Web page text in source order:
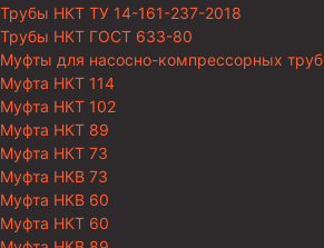
Трубы НКТ ТУ 14-161-237-2018
Трубы НКТ ГОСТ 633-80
Муфты для насосно-компрессорных труб
Муфта НКТ 114
Муфта НКТ 102
Муфта НКТ 89
Муфта НКТ 73
Муфта НКВ 73
Муфта НКВ 60
Муфта НКТ 60